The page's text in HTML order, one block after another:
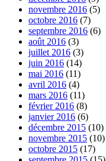
novembre 2016 (5)
octobre 2016 (7)
septembre 2016 (6)
août 2016 (3)
juillet 2016 (3)
juin 2016 (14)
mai 2016 (11)
avril 2016 (4)
mars 2016 (11)
février 2016 (8)
janvier 2016 (6)
décembre 2015 (10)
novembre 2015 (10)
octobre 2015 (17)